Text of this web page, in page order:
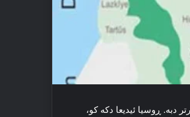
دبه‌. ڕوسیا ئیدیعا دکه‌ کو،